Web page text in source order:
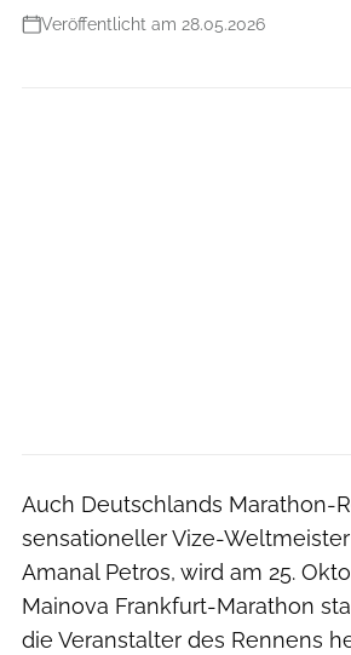
Veröffentlicht am 28.05.2026
Foto: Mainova
Auch Deutschlands Marathon-
sensationeller Vize-Weltmeister
Amanal Petros, wird am 25.
Mainova Frankfurt-Marathon
die Veranstalter des Rennens